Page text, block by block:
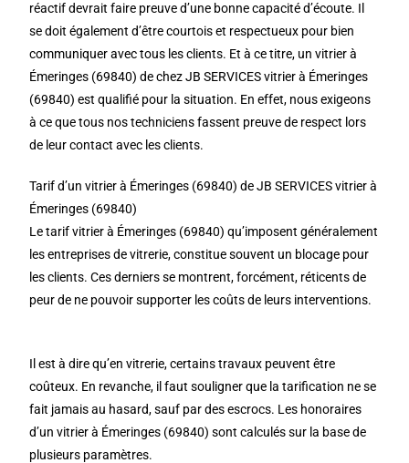
réactif devrait faire preuve d’une bonne capacité d’écoute. Il
se doit également d’être courtois et respectueux pour bien
communiquer avec tous les clients. Et à ce titre, un vitrier à
Émeringes (69840) de chez JB SERVICES vitrier à Émeringes
(69840) est qualifié pour la situation. En effet, nous exigeons
à ce que tous nos techniciens fassent preuve de respect lors
de leur contact avec les clients.
Tarif d’un vitrier à Émeringes (69840) de JB SERVICES vitrier à
Émeringes (69840)
Le tarif vitrier à Émeringes (69840) qu’imposent généralement
les entreprises de vitrerie, constitue souvent un blocage pour
les clients. Ces derniers se montrent, forcément, réticents de
peur de ne pouvoir supporter les coûts de leurs interventions.
Il est à dire qu’en vitrerie, certains travaux peuvent être
coûteux. En revanche, il faut souligner que la tarification ne se
fait jamais au hasard, sauf par des escrocs. Les honoraires
d’un vitrier à Émeringes (69840) sont calculés sur la base de
plusieurs paramètres.